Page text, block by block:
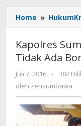
Home »
Kapolres
Tidak Ada
Juli 7, 2016
oleh
-
382
oleh zensumbawa